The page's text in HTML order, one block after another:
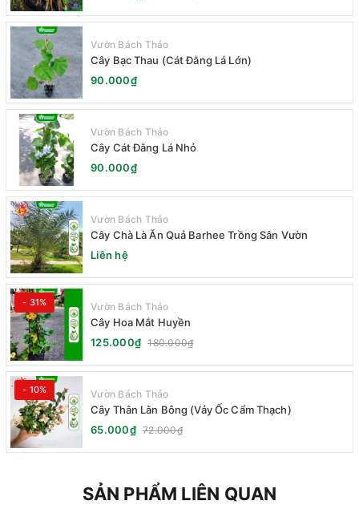
Vườn Bách Thảo
Cây Bạc Thau (Cát Đằng Lá Lớn)
90.000₫
Vườn Bách Thảo
Cây Cát Đằng Lá Nhỏ
90.000₫
Vườn Bách Thảo
Cây Chà Là Ăn Quả Barhee Trồng Sân Vườn
Liên hệ
- 31% Vườn Bách Thảo
Cây Hoa Mắt Huyền
125.000₫ 180.000₫
- 10% Vườn Bách Thảo
Cây Thằn Lằn Bông (Vảy Ốc Cẩm Thạch)
65.000₫ 72.000₫
SẢN PHẨM LIÊN QUAN